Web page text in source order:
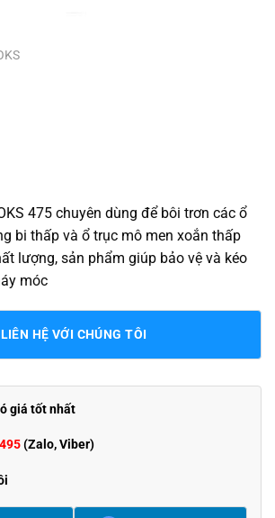
475 chuyên dùng để bôi trơn các ổ
bi thấp và ổ trục mô men xoắn thấp
lượng, sản phẩm giúp bảo vệ và kéo
móc
LIÊN HỆ VỚI CHÚNG TÔI
giá tốt nhất
(Zalo, Viber)